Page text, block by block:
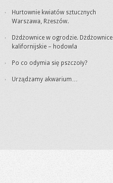
Hurtownie kwiatów sztucznych
Warszawa, Rzeszów.
Dżdżownice w ogrodzie. Dżdżownice
kalifornijskie – hodowla
Po co odymia się pszczoły?
Urządzamy akwarium…